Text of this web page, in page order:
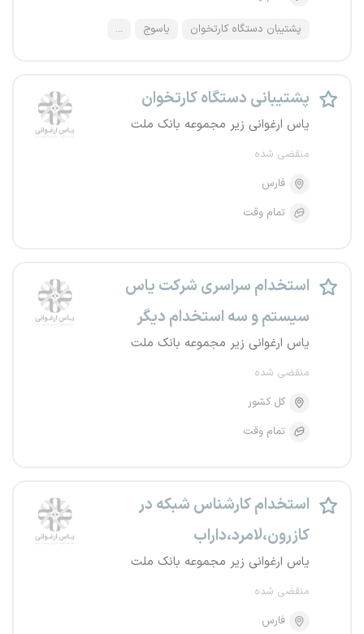
پشتیبان دستگاه کارتخوان یاسوج ...
پشتیبانی دستگاه کارتخوان
یاس ارغوانی زیر مجموعه بانک ملت
منقضی شده
فارس
تمام وقت
استخدام سراسری شرکت یاس
سیستم و سه استخدام دیگر
یاس ارغوانی زیر مجموعه بانک ملت
منقضی شده
کل کشور
تمام وقت
استخدام کارشناس شبکه در
کازرون،لامرد،داراب
یاس ارغوانی زیر مجموعه بانک ملت
منقضی شده
فارس